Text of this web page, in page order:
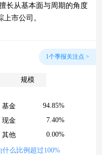
长从基本面与周期的角度
市公司。
1个季报关注点 >
规模
基金
94.85%
现金
7.40%
其他
0.00%
什么比例超过100%